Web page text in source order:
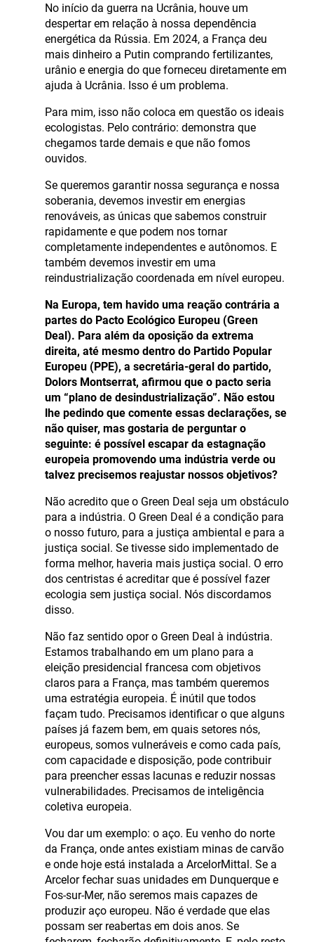
No início da guerra na Ucrânia, houve um
despertar em relação à nossa dependência
energética da Rússia. Em 2024, a França deu
mais dinheiro a Putin comprando fertilizantes,
urânio e energia do que forneceu diretamente em
ajuda à Ucrânia. Isso é um problema.
Para mim, isso não coloca em questão os ideais
ecologistas. Pelo contrário: demonstra que
chegamos tarde demais e que não fomos
ouvidos.
Se queremos garantir nossa segurança e nossa
soberania, devemos investir em energias
renováveis, as únicas que sabemos construir
rapidamente e que podem nos tornar
completamente independentes e autônomos. E
também devemos investir em uma
reindustrialização coordenada em nível europeu.
Na Europa, tem havido uma reação contrária a
partes do Pacto Ecológico Europeu (Green
Deal). Para além da oposição da extrema
direita, até mesmo dentro do Partido Popular
Europeu (PPE), a secretária-geral do partido,
Dolors Montserrat, afirmou que o pacto seria
um “plano de desindustrialização”. Não estou
lhe pedindo que comente essas declarações, se
não quiser, mas gostaria de perguntar o
seguinte: é possível escapar da estagnação
europeia promovendo uma indústria verde ou
talvez precisemos reajustar nossos objetivos?
Não acredito que o Green Deal seja um obstáculo
para a indústria. O Green Deal é a condição para
o nosso futuro, para a justiça ambiental e para a
justiça social. Se tivesse sido implementado de
forma melhor, haveria mais justiça social. O erro
dos centristas é acreditar que é possível fazer
ecologia sem justiça social. Nós discordamos
disso.
Não faz sentido opor o Green Deal à indústria.
Estamos trabalhando em um plano para a
eleição presidencial francesa com objetivos
claros para a França, mas também queremos
uma estratégia europeia. É inútil que todos
façam tudo. Precisamos identificar o que alguns
países já fazem bem, em quais setores nós,
europeus, somos vulneráveis e como cada país,
com capacidade e disposição, pode contribuir
para preencher essas lacunas e reduzir nossas
vulnerabilidades. Precisamos de inteligência
coletiva europeia.
Vou dar um exemplo: o aço. Eu venho do norte
da França, onde antes existiam minas de carvão
e onde hoje está instalada a ArcelorMittal. Se a
Arcelor fechar suas unidades em Dunquerque e
Fos-sur-Mer, não seremos mais capazes de
produzir aço europeu. Não é verdade que elas
possam ser reabertas em dois anos. Se